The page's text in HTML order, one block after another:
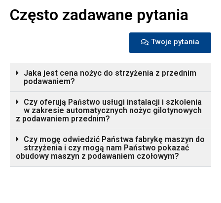
Często zadawane pytania
Twoje pytania
Jaka jest cena nożyc do strzyżenia z przednim
podawaniem?
Czy oferują Państwo usługi instalacji i szkolenia
w zakresie automatycznych nożyc gilotynowych
z podawaniem przednim?
Czy mogę odwiedzić Państwa fabrykę maszyn do
strzyżenia i czy mogą nam Państwo pokazać
obudowy maszyn z podawaniem czołowym?